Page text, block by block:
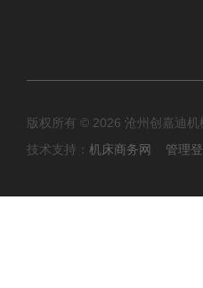
版权所有 © 2026 沧州创嘉迪
技术支持： 机床商务网 管理